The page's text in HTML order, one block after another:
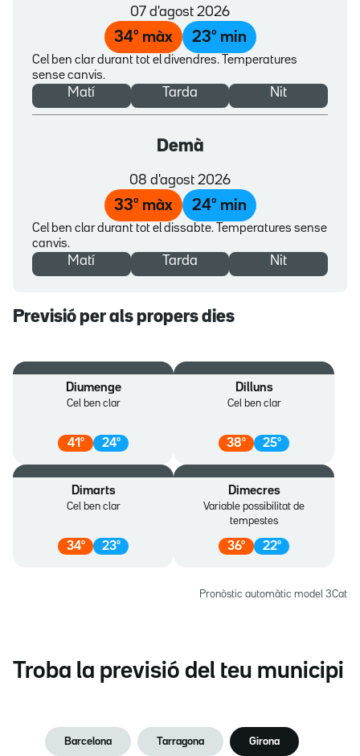
07 d'agost 2026
34º màx 23º min
Cel ben clar durant tot el divendres. Temperatures
sense canvis.
Matí Tarda Nit
Demà
08 d'agost 2026
33º màx 24º min
Cel ben clar durant tot el dissabte. Temperatures sense
canvis.
Matí Tarda Nit
Previsió per als propers dies
Diumenge
Cel ben clar
41 º 24º
Dilluns
Cel ben clar
38º 25º
Dimarts
Cel ben clar
34º 23º
Dimecres
Variable possibilitat de
tempestes
36º 22º
Pronòstic automàtic model 3Cat
Troba la previsió del teu municipi
Barcelona Tarragona Girona